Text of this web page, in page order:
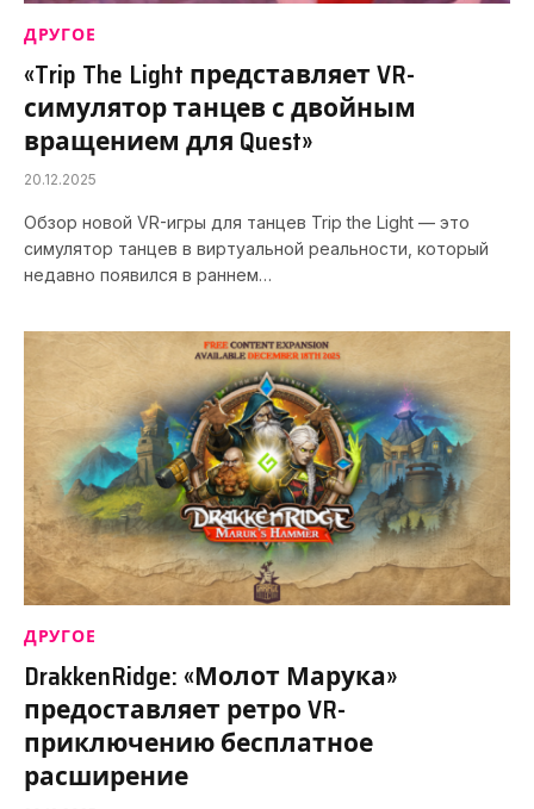
ДРУГОЕ
«Trip The Light представляет VR-
симулятор танцев с двойным
вращением для Quest»
20.12.2025
Обзор новой VR-игры для танцев Trip the Light — это
симулятор танцев в виртуальной реальности, который
недавно появился в раннем…
ДРУГОЕ
DrakkenRidge: «Молот Марука»
предоставляет ретро VR-
приключению бесплатное
расширение